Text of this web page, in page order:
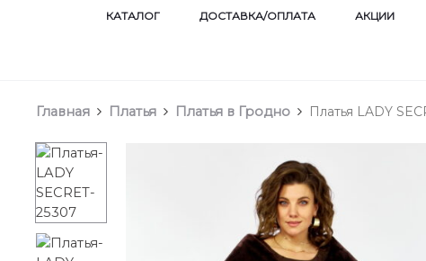
КАТАЛОГ ДОСТАВКА/ОПЛАТА АКЦИИ
Главная Платья Платья в Гродно Платья LADY